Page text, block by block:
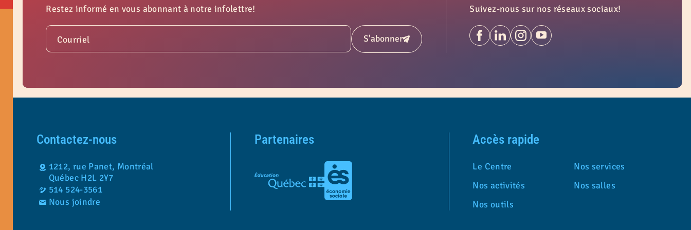
Restez informé en vous abonnant à notre infolettre!
Courriel S'abonnerSoumettre
Suivez-nous sur nos réseaux sociaux!
Contactez-nous
1212, rue Panet, Montréal
Québec H2L 2Y7
514 524-3561
Nous joindre
Partenaires Accès rapide
Le Centre
Nos services
Nos activités
Nos salles
Nos outils